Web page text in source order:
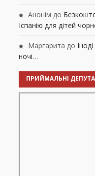
Анонім до
Іспанію для дітей
Маргарита до
ночі…
ПРИЙМАЛЬНІ